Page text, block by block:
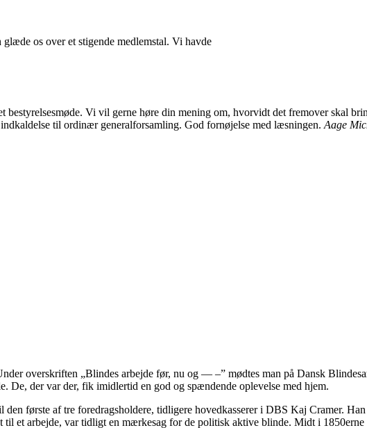
os over et stigende medlemstal. Vi havde
bestyrelsesmøde. Vi vil gerne høre din mening om, hvorvidt det fremover skal
til ordinær generalforsamling. God fornøjelse med læsningen. Aage
overskriften „Blindes arbejde før, nu og — –” mødtes man på Dansk
De, der var der, fik imidlertid en god og spændende oplevelse med hjem.
første af tre foredragsholdere, tidligere hovedkasserer i DBS Kaj Cramer.
et arbejde, var tidligt en mærkesag for de politisk aktive blinde. Midt i